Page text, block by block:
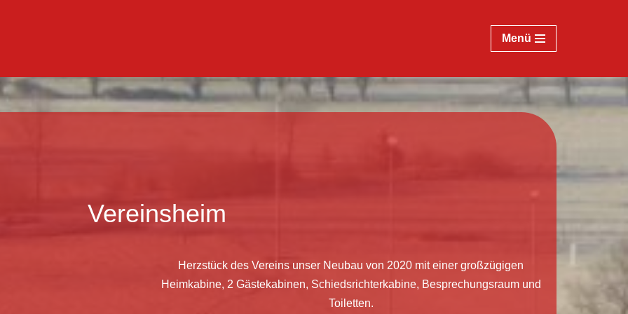
Menü
Vereinsheim
Herzstück des Vereins unser Neubau von 2020 mit einer großzügigen
Heimkabine, 2 Gästekabinen, Schiedsrichterkabine, Besprechungsraum und
Toiletten.